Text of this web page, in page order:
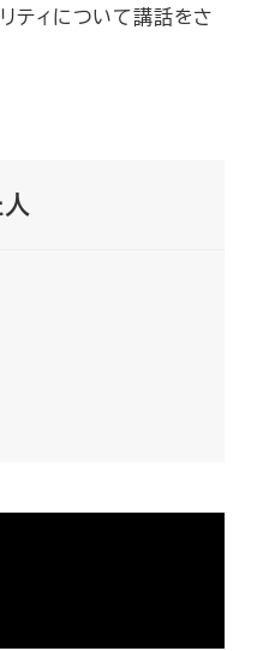
ティについて講話をさ